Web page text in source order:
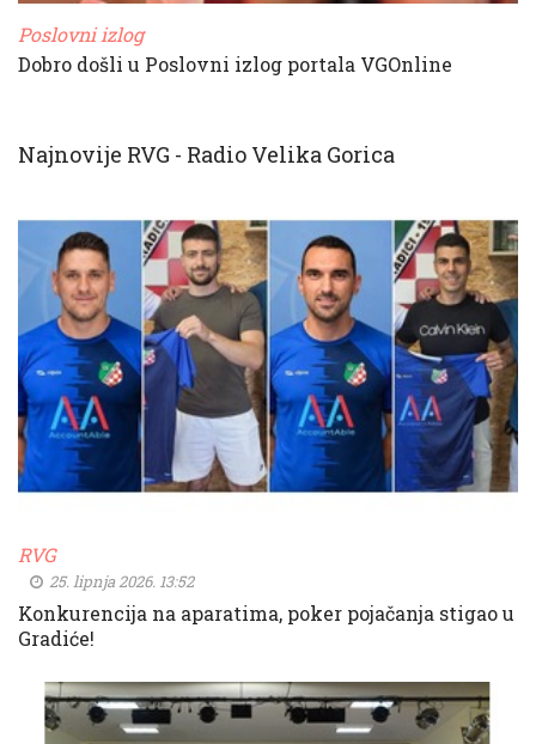
Poslovni izlog
Dobro došli u Poslovni izlog portala VGOnline
Najnovije RVG - Radio Velika Gorica
RVG
25. lipnja 2026. 13:52
Konkurencija na aparatima, poker pojačanja stigao u
Gradiće!